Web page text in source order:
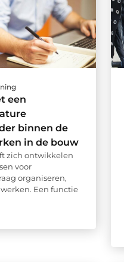
een
binnen de
in de bouw
zich ontwikkelen
voor
organiseren,
Een functie